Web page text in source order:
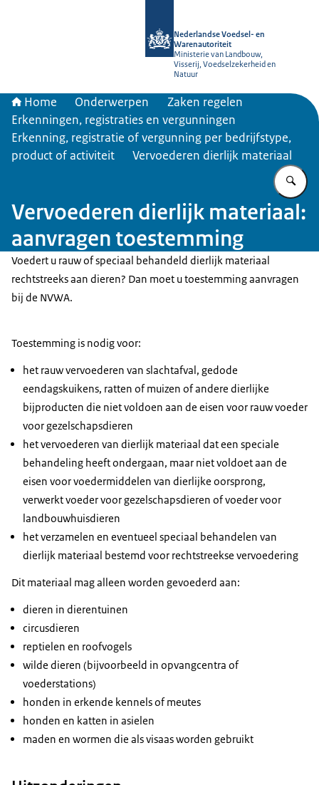
Nederlandse Voedsel- en
Warenautoriteit
Ministerie van Landbouw,
Visserij, Voedselzekerheid en
Natuur
Home Onderwerpen
Zaken regelen
Erkenningen, registraties en vergunningen
Erkenning, registratie of vergunning per bedrijfstype,
product of activiteit
Vervoederen dierlijk materiaal
Vervoederen dierlijk materiaal:
aanvragen toestemming
Voedert u rauw of speciaal behandeld dierlijk materiaal
rechtstreeks aan dieren? Dan moet u toestemming aanvragen
bij de NVWA.
Toestemming is nodig voor:
het rauw vervoederen van slachtafval, gedode
eendagskuikens, ratten of muizen of andere dierlijke
bijproducten die niet voldoen aan de eisen voor rauw voeder
voor gezelschapsdieren
het vervoederen van dierlijk materiaal dat een speciale
behandeling heeft ondergaan, maar niet voldoet aan de
eisen voor voedermiddelen van dierlijke oorsprong,
verwerkt voeder voor gezelschapsdieren of voeder voor
landbouwhuisdieren
het verzamelen en eventueel speciaal behandelen van
dierlijk materiaal bestemd voor rechtstreekse vervoedering
Dit materiaal mag alleen worden gevoederd aan:
dieren in dierentuinen
circusdieren
reptielen en roofvogels
wilde dieren (bijvoorbeeld in opvangcentra of
voederstations)
honden in erkende kennels of meutes
honden en katten in asielen
maden en wormen die als visaas worden gebruikt